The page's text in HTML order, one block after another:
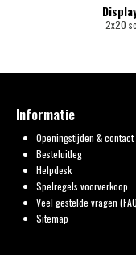
2x20
Informatie
Openingstijden & contact
Besteluitleg
Helpdesk
Spelregels voorverkoop
Veel gestelde vragen
Sitemap